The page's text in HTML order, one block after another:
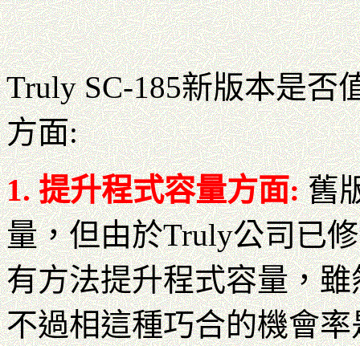
Truly SC-185新版本是否
方面:
1. 提升程式容量方面:舊
量，但由於Truly公司已
有方法提升程式容量，
不過相這種巧合的機會